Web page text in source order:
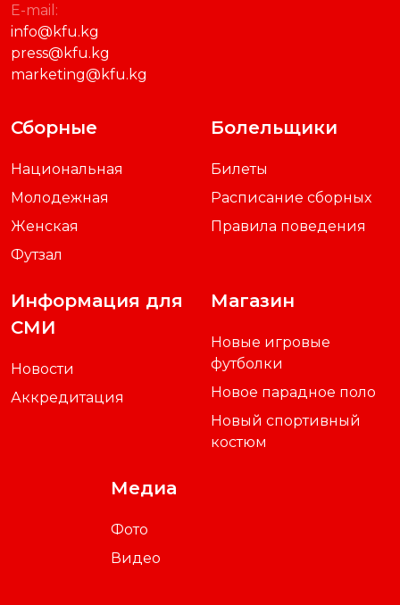
E-mail:
info@kfu.kg
press@kfu.kg
marketing@kfu.kg
Сборные
Национальная
Молодежная
Женская
Футзал
Болельщики
Билеты
Расписание сборных
Правила поведения
Информация для
СМИ
Новости
Аккредитация
Магазин
Новые игровые
футболки
Новое парадное поло
Новый спортивный
костюм
Медиа
Фото
Видео